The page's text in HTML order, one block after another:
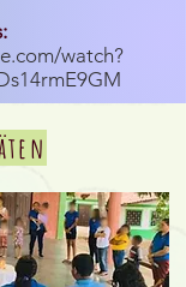
watch?